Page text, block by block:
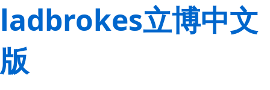
ladbrokes立博中文
版